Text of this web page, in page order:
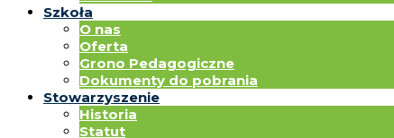
Szkoła
O nas
Oferta
Grono Pedagogiczne
Dokumenty do pobrania
Stowarzyszenie
Historia
Statut